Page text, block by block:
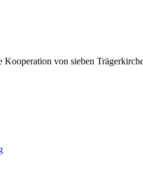
Kooperation von sieben